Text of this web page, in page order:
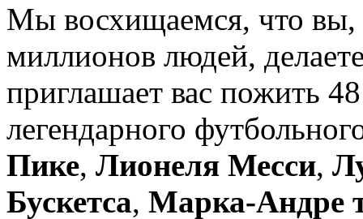
Мы восхищаемся, что вы,
миллионов людей,
приглашает вас пожить
легендарного
Пике, Лионеля Месси,
Бускетса, Марка-Андре